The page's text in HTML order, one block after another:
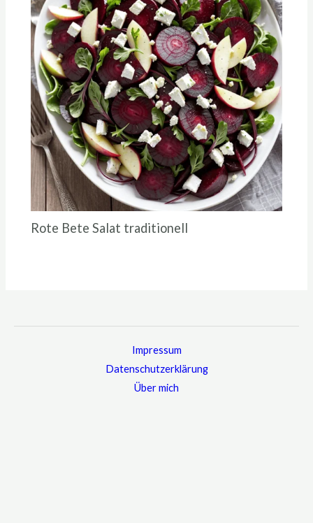
Rote Bete Salat traditionell
Impressum
Datenschutzerklärung
Über mich